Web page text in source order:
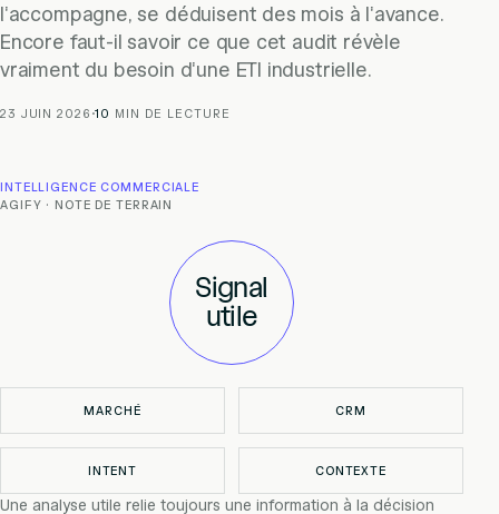
l'accompagne, se déduisent des mois à l'avance.
Encore faut-il savoir ce que cet audit révèle
vraiment du besoin d'une ETI industrielle.
23 JUIN 2026 ·10 MIN DE LECTURE
INTELLIGENCE COMMERCIALE
AGIFY · NOTE DE TERRAIN
MARCHÉ CRM
INTENT CONTEXTE
Signal
utile
Une analyse utile relie toujours une information à la décision